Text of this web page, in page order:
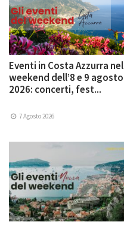
Eventi in Costa Azzurra nel
weekend dell’8 e 9 agosto
2026: concerti, fest...
7 Agosto 2026